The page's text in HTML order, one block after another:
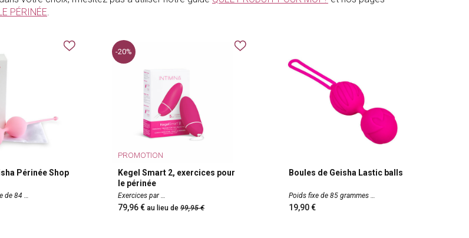
PÉRINÉE.
Périnée Shop
de 84
-20%
PROMOTION
Kegel Smart 2, exercices pour
le périnée
Exercices par
79,96 au lieu de 99,95
Boules de Geisha Lastic balls
Poids fixe de 85 grammes
19,90